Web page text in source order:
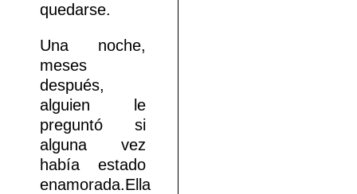
quedarse.
Una noche,
meses
después,
alguien le
preguntó si
alguna vez
había estado
enamorada.Ella